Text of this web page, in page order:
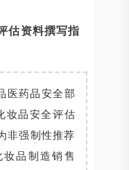
估资料撰写指
医药品安全部
妆品安全评估
非强制性推荐
品制造销售